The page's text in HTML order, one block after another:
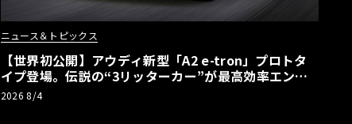
ニュース＆トピックス
【世界初公開】アウディ新型「A2 e-tron」プロトタ
イプ登場。伝説の“3リッターカー”が最高効率エント
リーBEVとして復活【画像38枚】
2026 8/4